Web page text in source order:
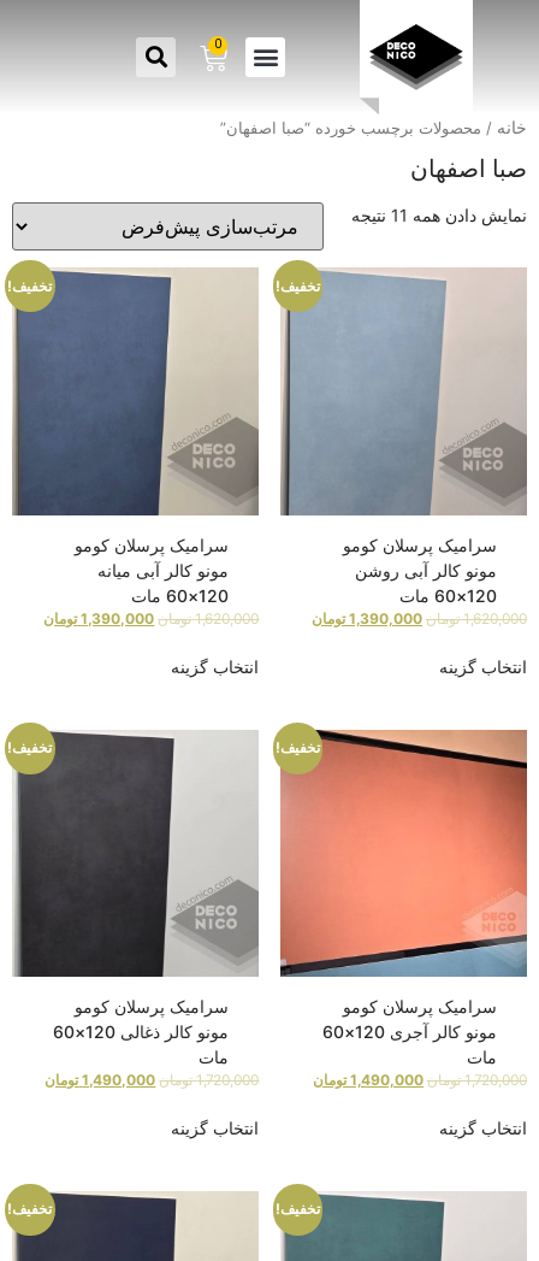
0
خانه / محصولات برچسب خورده “صبا اصفهان”
صبا اصفهان
نمایش دادن همه 11 نتیجه
تخفیف!
سرامیک پرسلان کومو
مونو کالر آبی روشن
120×60 مات
1,620,000 تومان 1,390,000 تومان
انتخاب گزینه
تخفیف!
سرامیک پرسلان کومو
مونو کالر آبی میانه
120×60 مات
1,620,000 تومان 1,390,000 تومان
انتخاب گزینه
تخفیف!
سرامیک پرسلان کومو
مونو کالر آجری 120×60
مات
1,720,000 تومان 1,490,000 تومان
انتخاب گزینه
تخفیف!
سرامیک پرسلان کومو
مونو کالر ذغالی 120×60
مات
1,720,000 تومان 1,490,000 تومان
انتخاب گزینه
تخفیف! تخفیف!